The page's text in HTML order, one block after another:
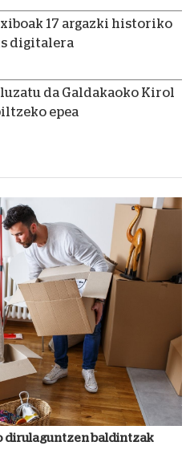
17 argazki historiko
digitalera
da Galdakaoko Kirol
epea
dirulaguntzen baldintzak